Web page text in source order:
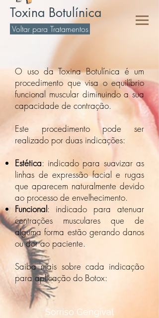
Toxina Botulínica
Voltar para Tratamentos
O uso da Toxina Botulínica é um
procedimento que visa o equilíbrio
funcional muscular diminuindo a sua
capacidade de contração.
Este procedimento pode ser
realizado por duas indicações:
Estética: indicado para suavizar as
linhas de expressão facial e rugas
que aparecem naturalmente devido
ao processo de envelhecimento.
Funcional: indicado para atenuar
contrações musculares que de
alguma forma estão gerando danos
ou dor ao paciente.
Saiba mais sobre cada indicação
para aplicação do Botox:
Sorriso Gengival